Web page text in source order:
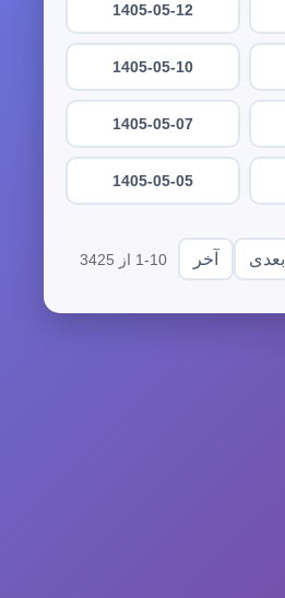
1405-05-12
1405-05-10
1405-05-07
1405-05-05
بعدی آخر 1-10 از 3425